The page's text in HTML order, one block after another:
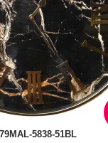
5838-51BL